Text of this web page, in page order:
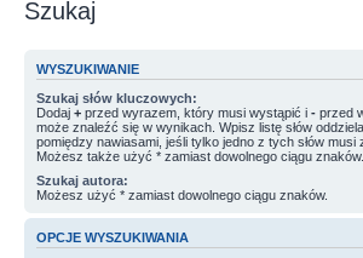
Szukaj
WYSZUKIWANIE
Szukaj słów kluczowych:
Dodaj + przed wyrazem, który musi wystąpić i - przed
może znaleźć się w wynikach. Wpisz listę słów
pomiędzy nawiasami, jeśli tylko jedno z tych słów musi
Możesz także użyć * zamiast dowolnego ciągu znaków.
Szukaj autora:
Możesz użyć * zamiast dowolnego ciągu znaków.
OPCJE WYSZUKIWANIA